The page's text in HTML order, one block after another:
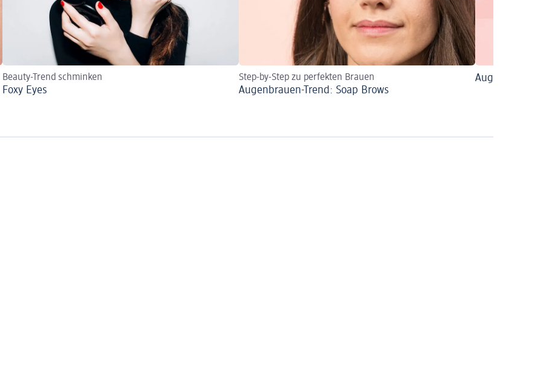
Beauty-Trend schminken
Foxy Eyes
Step-by-Step zu perfekten Brauen
Augenbrauen-Trend: Soap Brows